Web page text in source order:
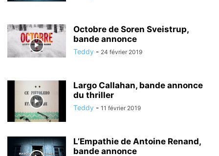
Octobre de Soren Sveistrup,
bande annonce
Teddy - 24 février 2019
Largo Callahan, bande annonce
du thriller
Teddy - 11 février 2019
L’Empathie de Antoine Renand,
bande annonce